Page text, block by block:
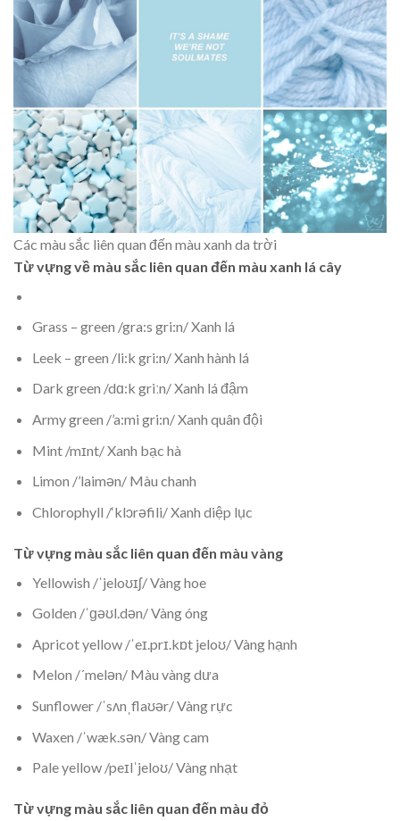
Các màu sắc liên quan đến màu xanh da trời
Từ vựng về màu sắc liên quan đến màu xanh lá cây
Grass – green /gra:s gri:n/ Xanh lá
Leek – green /li:k gri:n/ Xanh hành lá
Dark green /dɑ:k griːn/ Xanh lá đậm
Army green /’a:mi gri:n/ Xanh quân đội
Mint /mɪnt/ Xanh bạc hà
Limon /’laimən/ Màu chanh
Chlorophyll /‘klɔrəfili/ Xanh diệp lục
Từ vựng màu sắc liên quan đến màu vàng
Yellowish /ˈjeloʊɪʃ/ Vàng hoe
Golden /ˈɡəʊl.dən/ Vàng óng
Apricot yellow /ˈeɪ.prɪ.kɒt jeloʊ/ Vàng hạnh
Melon /´melən/ Màu vàng dưa
Sunflower /ˈsʌnˌflaʊər/ Vàng rực
Waxen /ˈwæk.sən/ Vàng cam
Pale yellow /peɪlˈjeloʊ/ Vàng nhạt
Từ vựng màu sắc liên quan đến màu đỏ